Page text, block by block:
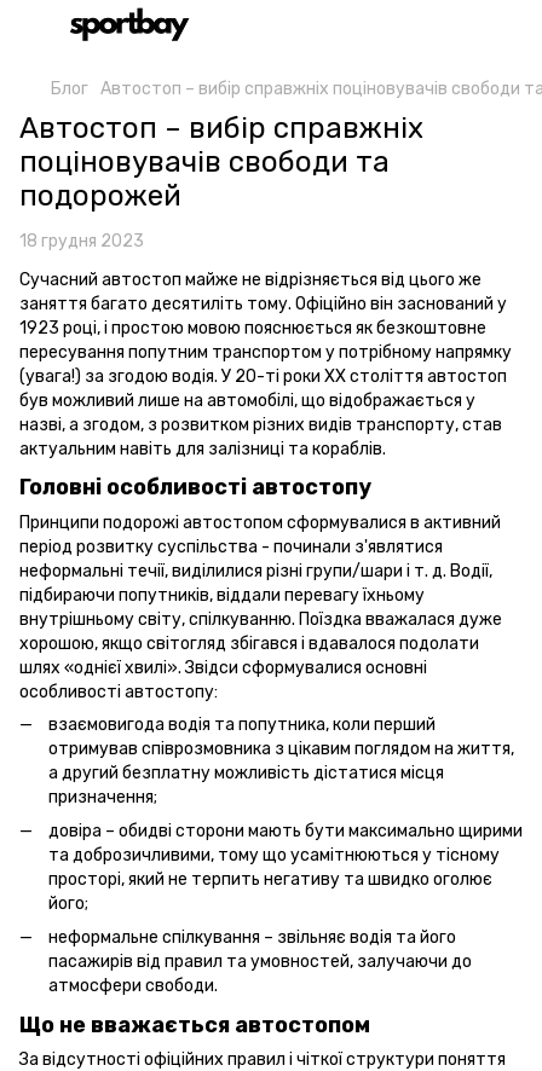
Блог Автостоп – вибір справжніх поціновувачів свободи
Автостоп – вибір справжніх
поціновувачів свободи та
подорожей
18 грудня 2023
Сучасний автостоп майже не відрізняється від цього же
заняття багато десятиліть тому. Офіційно він заснований у
1923 році, і простою мовою пояснюється як безкоштовне
пересування попутним транспортом у потрібному напрямку
(увага!) за згодою водія. У 20-ті роки ХХ століття автостоп
був можливий лише на автомобілі, що відображається у
назві, а згодом, з розвитком різних видів транспорту, став
актуальним навіть для залізниці та кораблів.
Головні особливості автостопу
Принципи подорожі автостопом сформувалися в активний
період розвитку суспільства - починали з'являтися
неформальні течії, виділилися різні групи/шари і т. д. Водії,
підбираючи попутників, віддали перевагу їхньому
внутрішньому світу, спілкуванню. Поїздка вважалася дуже
хорошою, якщо світогляд збігався і вдавалося подолати
шлях «однієї хвилі». Звідси сформувалися основні
особливості автостопу:
взаємовигода водія та попутника, коли перший
отримував співрозмовника з цікавим поглядом на життя,
а другий безплатну можливість дістатися місця
призначення;
довіра – обидві сторони мають бути максимально щирими
та доброзичливими, тому що усамітнюються у тісному
просторі, який не терпить негативу та швидко оголює
його;
неформальне спілкування – звільняє водія та його
пасажирів від правил та умовностей, залучаючи до
атмосфери свободи.
Що не вважається автостопом
За відсутності офіційних правил і чіткої структури поняття